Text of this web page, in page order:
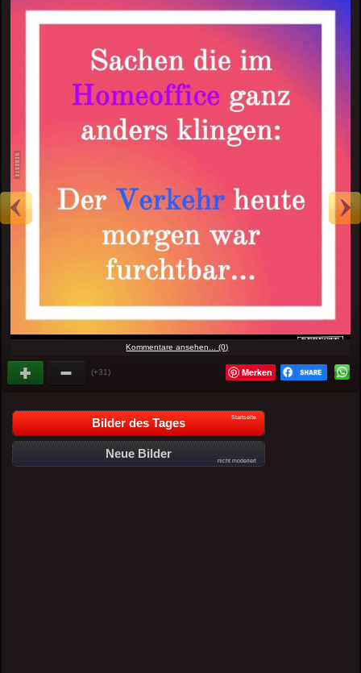
Kommentare ansehen... (0)
(+31) Merken
Bilder des Tages Startseite
Neue Bilder
nicht moderiert